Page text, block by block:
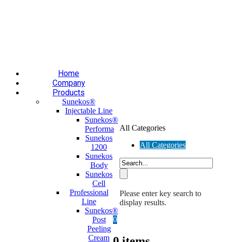
Home
Company
Products
Sunekos®
Injectable Line
Sunekos®
Performa
Sunekos
1200
Sunekos
Body
Sunekos
Cell
Professional
Line
Sunekos®
Post
Peeling
Cream
All Categories
All Categories
Please enter key search to
display results.
0